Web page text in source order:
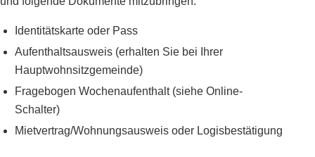
Identitätskarte oder Pass
Aufenthaltsausweis (erhalten Sie bei Ihrer
Hauptwohnsitzgemeinde)
Fragebogen Wochenaufenthalt (siehe Online-
Schalter)
Mietvertrag/Wohnungsausweis oder Logisbestätigung